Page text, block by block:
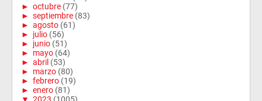
► octubre (77)
► septiembre (83)
► agosto (61)
► julio (56)
► junio (51)
► mayo (64)
► abril (53)
► marzo (80)
► febrero (19)
► enero (81)